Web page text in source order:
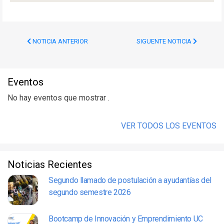
NOTICIA ANTERIOR SIGUENTE NOTICIA
Eventos
No hay eventos que mostrar .
VER TODOS LOS EVENTOS
Noticias Recientes
Segundo llamado de postulación a ayudantías del
segundo semestre 2026
Bootcamp de Innovación y Emprendimiento UC